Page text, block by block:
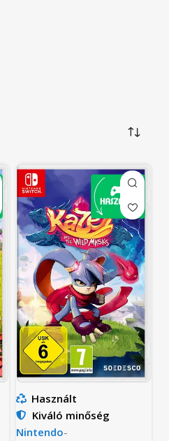
Használt
Kiváló minőség
Nintendo-